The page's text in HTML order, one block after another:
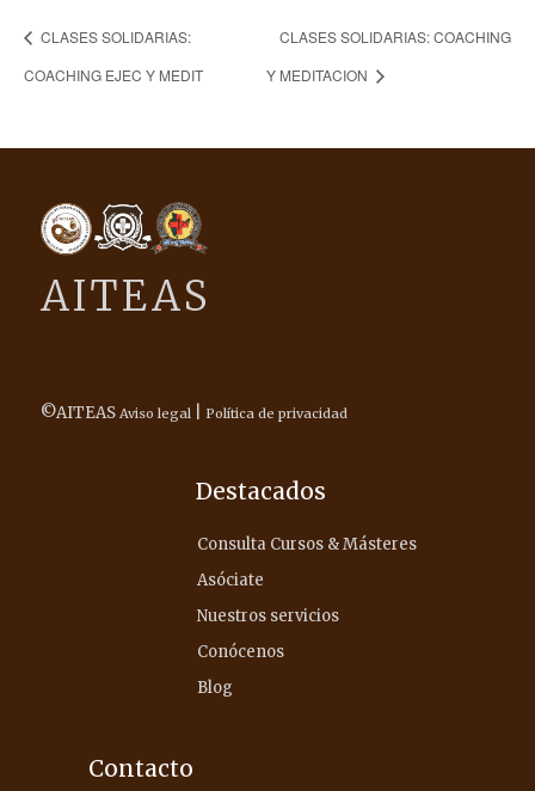
CLASES SOLIDARIAS:
COACHING EJEC Y MEDIT
CLASES SOLIDARIAS: COACHING
Y MEDITACION
AITEAS
©AITEAS Aviso legal| Política de privacidad
Destacados
Consulta Cursos & Másteres
Asóciate
Nuestros servicios
Conócenos
Blog
Contacto